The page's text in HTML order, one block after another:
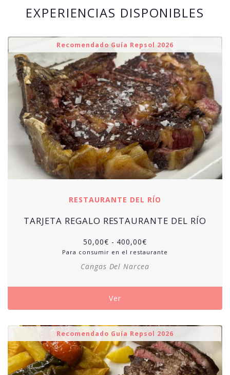
EXPERIENCIAS DISPONIBLES
Recomendado Guía Repsol 2026
RESTAURANTE DEL RÍO
TARJETA REGALO RESTAURANTE DEL RÍO
50,00€ - 400,00€
Para consumir en el restaurante
Cangas Del Narcea
Ver
Recomendado Guía Repsol 2026